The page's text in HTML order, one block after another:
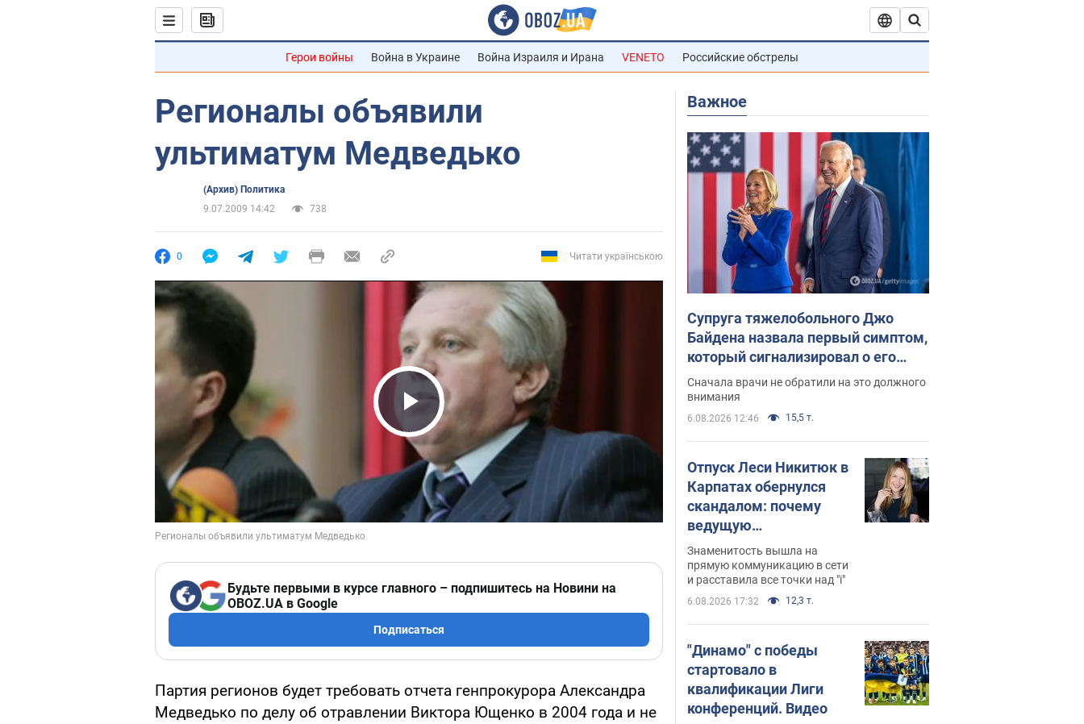
Герои войны Война в Украине Война Израиля и Ирана VENETO Российские обстрелы
Регионалы объявили
ультиматум Медведько
(Архив) Политика
9.07.2009 14:42
738
0 Читати українською
Play Video
Будьте первыми в курсе главного – подпишитесь на Новини на
OBOZ.UA в Google
Подписаться
Партия регионов будет требовать отчета генпрокурора Александра
Медведько по делу об отравлении Виктора Ющенко в 2004 года и не
Важное
Супруга тяжелобольного Джо
Байдена назвала первый симптом,
который сигнализировал о его
"агрессивном" раке
Сначала врачи не обратили на это должного
внимания
6.08.2026 12:46 15,5 т.
Отпуск Леси Никитюк в
Карпатах обернулся
скандалом: почему
ведущую
несправедливо
захейтили
Знаменитость вышла на
прямую коммуникацию в сети
и расставила все точки над "i"
6.08.2026 17:32 12,3 т.
"Динамо" с победы
стартовало в
квалификации Лиги
конференций. Видео